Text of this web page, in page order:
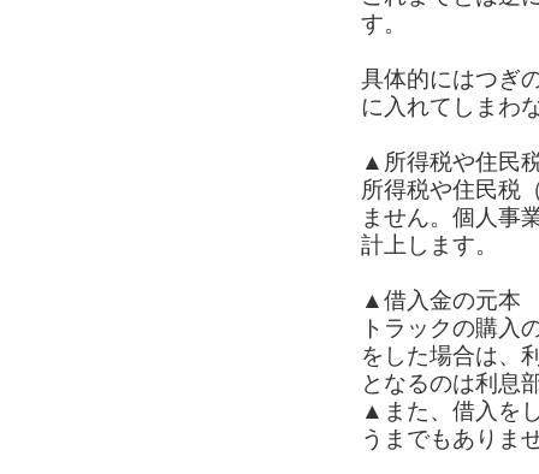
す。
具体的にはつぎ
に入れてしまわ
▲所得税や住民
所得税や住民税
ません。個人事
計上します。
▲借入金の元本
トラックの購
をした場合は、
となるのは利息
▲また、借入を
うまでもありま